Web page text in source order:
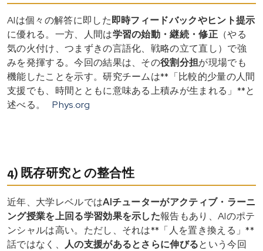
AIは個々の解答に即した即時フィードバックやヒント提示
に優れる。一方、人間は学習の始動・継続・修正 （やる
気の火付け、つまずきの言語化、戦略の立て直し）で強
みを発揮する。今回の結果は、その役割分担が現場でも
機能したことを示す。研究チームは**「比較的少量の人間
支援でも、時間とともに意味ある上積みが生まれる」**と
述べる。
Phys.org
4) 既存研究との整合性
近年、大学レベルではAIチューターがアクティブ・ラーニ
ング授業を上回る学習効果を示した報告もあり、AIのポテ
ンシャルは高い。ただし、それは**「人を置き換える」**
話ではなく、 人の支援があるとさらに伸びるという今回